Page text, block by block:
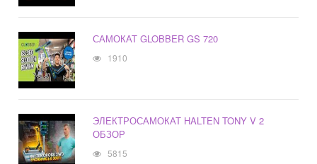
САМОКАТ GLOBBER GS 720
1910
ЭЛЕКТРОСАМОКАТ HALTEN TONY V 2
ОБЗОР
5815